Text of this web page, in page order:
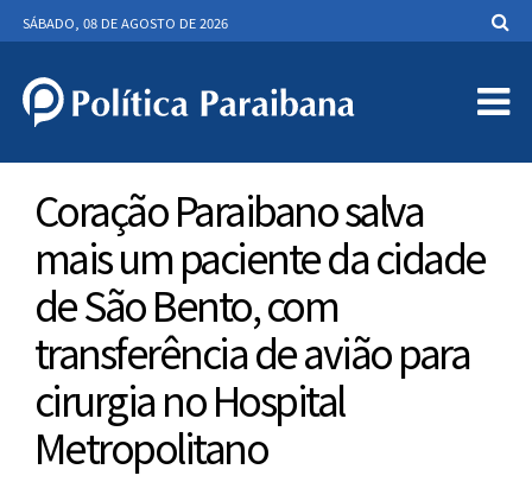
SÁBADO, 08 DE AGOSTO DE 2026
Coração Paraibano salva
mais um paciente da cidade
de São Bento, com
transferência de avião para
cirurgia no Hospital
Metropolitano